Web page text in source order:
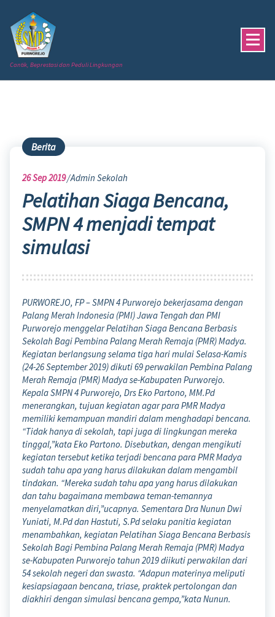
content
Cantik, Beprestasi dan Peduli Lingkungan
Berita
26Sep 2019 Admin Sekolah
Pelatihan Siaga Bencana,
SMPN 4 menjadi tempat
simulasi
PURWOREJO, FP – SMPN 4 Purworejo bekerjasama dengan
Palang Merah Indonesia (PMI) Jawa Tengah dan PMI
Purworejo menggelar Pelatihan Siaga Bencana Berbasis
Sekolah Bagi Pembina Palang Merah Remaja (PMR) Madya.
Kegiatan berlangsung selama tiga hari mulai Selasa-Kamis
(24-26 September 2019) dikuti 69 perwakilan Pembina Palang
Merah Remaja (PMR) Madya se-Kabupaten Purworejo.
Kepala SMPN 4 Purworejo, Drs Eko Partono, MM.Pd
menerangkan, tujuan kegiatan agar para PMR Madya
memiliki kemampuan mandiri dalam menghadapi bencana.
“Tidak hanya di sekolah, tapi juga di lingkungan mereka
tinggal,”kata Eko Partono. Disebutkan, dengan mengikuti
kegiatan tersebut ketika terjadi bencana para PMR Madya
sudah tahu apa yang harus dilakukan dalam mengambil
tindakan. “Mereka sudah tahu apa yang harus dilakukan
dan tahu bagaimana membawa teman-temannya
menyelamatkan diri,”ucapnya. Sementara Dra Nunun Dwi
Yuniati, M.Pd dan Hastuti, S.Pd selaku panitia kegiatan
menambahkan, kegiatan Pelatihan Siaga Bencana Berbasis
Sekolah Bagi Pembina Palang Merah Remaja (PMR) Madya
se-Kabupaten Purworejo tahun 2019 diikuti perwakilan dari
54 sekolah negeri dan swasta. “Adapun materinya meliputi
kesiapsiagaan bencana, triase, praktek pertolongan dan
diakhiri dengan simulasi bencana gempa,”kata Nunun.